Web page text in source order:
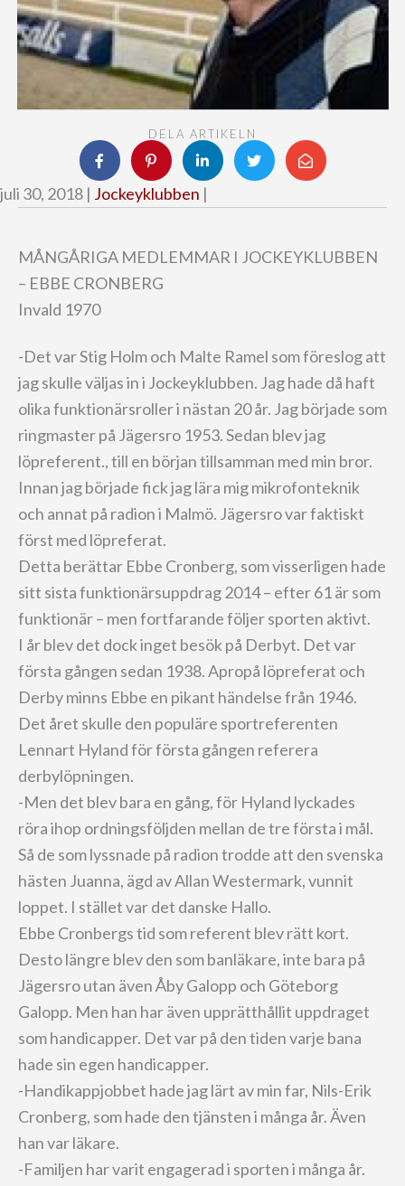
DELA ARTIKELN
juli 30, 2018 | Jockeyklubben |
MÅNGÅRIGA MEDLEMMAR I JOCKEYKLUBBEN
– EBBE CRONBERG
Invald 1970
-Det var Stig Holm och Malte Ramel som föreslog att
jag skulle väljas in i Jockeyklubben. Jag hade då haft
olika funktionärsroller i nästan 20 år. Jag började som
ringmaster på Jägersro 1953. Sedan blev jag
löpreferent., till en början tillsamman med min bror.
Innan jag började fick jag lära mig mikrofonteknik
och annat på radion i Malmö. Jägersro var faktiskt
först med löpreferat.
Detta berättar Ebbe Cronberg, som visserligen hade
sitt sista funktionärsuppdrag 2014 – efter 61 är som
funktionär – men fortfarande följer sporten aktivt.
I år blev det dock inget besök på Derbyt. Det var
första gången sedan 1938. Apropå löpreferat och
Derby minns Ebbe en pikant händelse från 1946.
Det året skulle den populäre sportreferenten
Lennart Hyland för första gången referera
derbylöpningen.
-Men det blev bara en gång, för Hyland lyckades
röra ihop ordningsföljden mellan de tre första i mål.
Så de som lyssnade på radion trodde att den svenska
hästen Juanna, ägd av Allan Westermark, vunnit
loppet. I stället var det danske Hallo.
Ebbe Cronbergs tid som referent blev rätt kort.
Desto längre blev den som banläkare, inte bara på
Jägersro utan även Åby Galopp och Göteborg
Galopp. Men han har även upprätthållit uppdraget
som handicapper. Det var på den tiden varje bana
hade sin egen handicapper.
-Handikappjobbet hade jag lärt av min far, Nils-Erik
Cronberg, som hade den tjänsten i många år. Även
han var läkare.
-Familjen har varit engagerad i sporten i många år.